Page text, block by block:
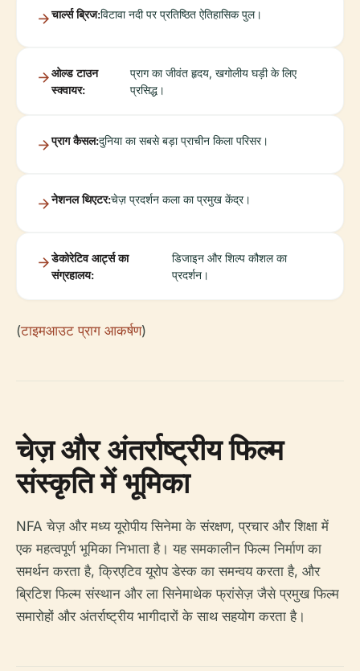
चार्ल्स ब्रिज:विटावा नदी पर प्रतिष्ठित ऐतिहासिक पुल।
ओल्ड टाउन
स्क्वायर:
प्राग का जीवंत हृदय, खगोलीय घड़ी के लिए
प्रसिद्ध।
प्राग कैसल:दुनिया का सबसे बड़ा प्राचीन किला परिसर।
नेशनल थिएटर:चेज़ प्रदर्शन कला का प्रमुख केंद्र।
डेकोरेटिव आर्ट्स का
संग्रहालय:
डिजाइन और शिल्प कौशल का
प्रदर्शन।
(टाइमआउट प्राग आकर्षण)
चेज़ और अंतर्राष्ट्रीय फिल्म
संस्कृति में भूमिका
NFA चेज़ और मध्य यूरोपीय सिनेमा के संरक्षण, प्रचार और शिक्षा में
एक महत्वपूर्ण भूमिका निभाता है। यह समकालीन फिल्म निर्माण का
समर्थन करता है, क्रिएटिव यूरोप डेस्क का समन्वय करता है, और
ब्रिटिश फिल्म संस्थान और ला सिनेमाथेक फ्रांसेज़ जैसे प्रमुख फिल्म
समारोहों और अंतर्राष्ट्रीय भागीदारों के साथ सहयोग करता है।